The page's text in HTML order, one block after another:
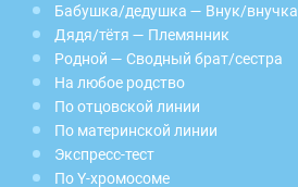
Бабушка/дедушка — Внук/внучка
Дядя/тётя — Племянник
Родной — Сводный брат/сестра
На любое родство
По отцовской линии
По материнской линии
Экспресс-тест
По Y-хромосоме